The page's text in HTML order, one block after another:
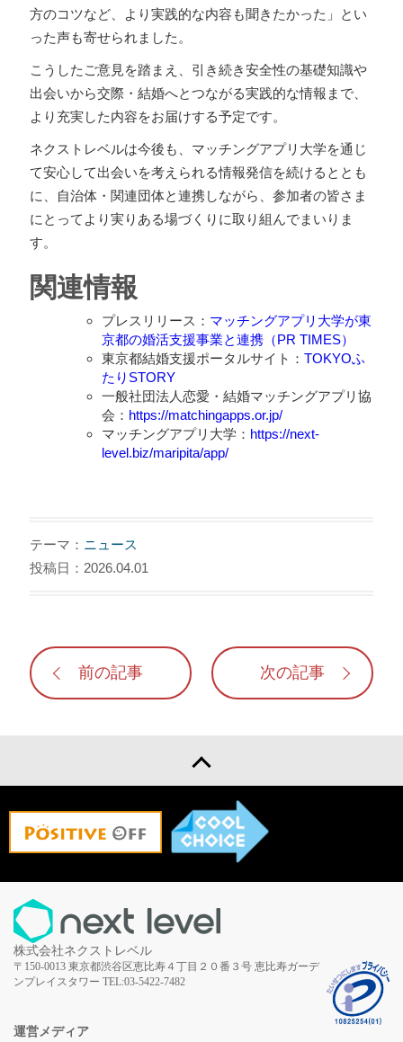
方のコツなど、より実践的な内容も聞きたかった」とい
った声も寄せられました。
こうしたご意見を踏まえ、引き続き安全性の基礎知識や
出会いから交際・結婚へとつながる実践的な情報まで、
より充実した内容をお届けする予定です。
ネクストレベルは今後も、マッチングアプリ大学を通じ
て安心して出会いを考えられる情報発信を続けるととも
に、自治体・関連団体と連携しながら、参加者の皆さま
にとってより実りある場づくりに取り組んでまいりま
す。
関連情報
プレスリリース： マッチングアプリ大学が東
京都の婚活支援事業と連携（PR TIMES）
東京都結婚支援ポータルサイト： TOKYOふ
たりSTORY
一般社団法人恋愛・結婚マッチングアプリ協
会： https://matchingapps.or.jp/
マッチングアプリ大学： https://next-
level.biz/maripita/app/
テーマ： ニュース
投稿日：2026.04.01
前の記事 次の記事
株式会社ネクストレベル
〒150-0013 東京都渋谷区恵比寿４丁目２０番３号 恵比寿ガーデ
ンプレイスタワー TEL:03-5422-7482
運営メディア